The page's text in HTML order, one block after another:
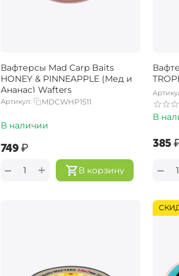
Вафтерсы Mad Carp Baits
HONEY & PINNEAPPLE (Мед и
Ананас) Wafters
Артикул: MDCWHP1511
В наличии
‍749‍₽
В корзину
+
−
В
‍385‍
−